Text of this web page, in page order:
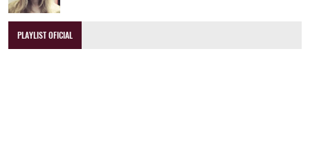
PLAYLIST OFICIAL